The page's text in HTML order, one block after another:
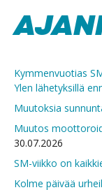
Kymmenvuotias
Ylen lähetyksillä
Muutoksia
Muutos
30.07.2026
SM-viikko on
Kolme päivää